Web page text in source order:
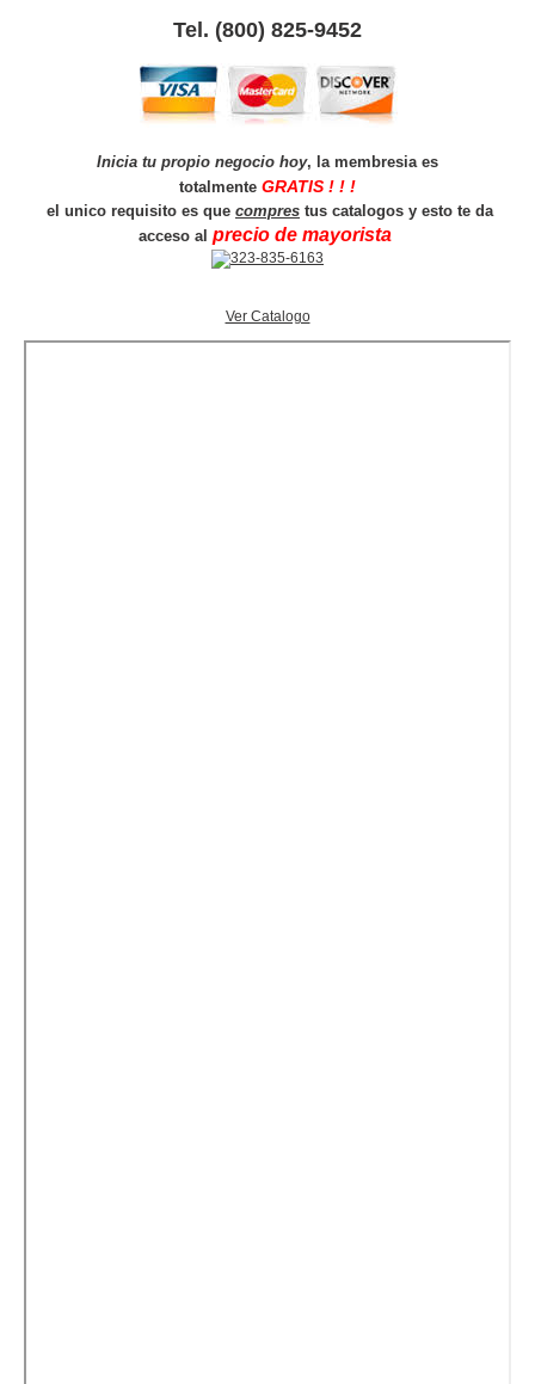
Tel. (800) 825-9452
Inicia tu propio negocio hoy, la membresia es
totalmente GRATIS ! ! !
el unico requisito es que compres tus catalogos y esto te da
acceso al precio de mayorista
Ver Catalogo